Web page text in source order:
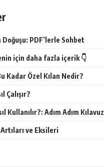
Doğuşu: PDF’lerle Sohbet
için daha fazla içerik 👇
Kadar Özel Kılan Nedir?
Çalışır?
Kullanılır?: Adım Adım Kılavuz
ve Eksileri